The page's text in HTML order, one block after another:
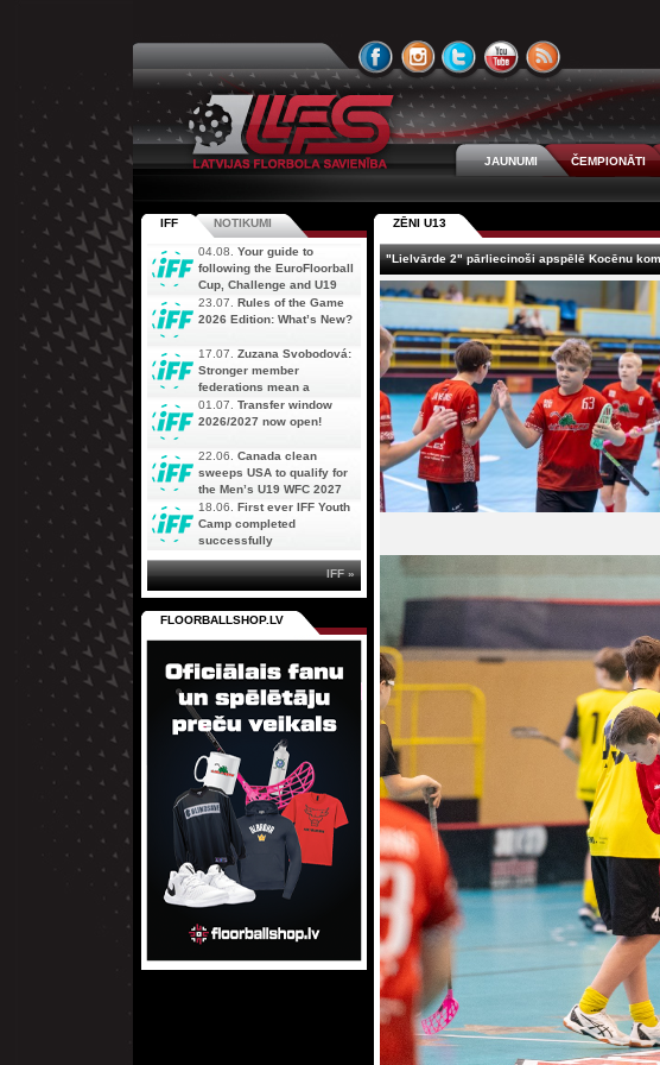
JAUNUMI ČEMPIONĀTI
ZĒNI U13
"Lielvārde 2" pārliecinoši apspēlē Kocēnu
IFF NOTIKUMI
04.08. Your guide to
following the EuroFloorball
Cup, Challenge and U19
AOFC Qualifiers
simultaneously
23.07. Rules of the Game
2026 Edition: What’s New?
17.07. Zuzana Svobodová:
Stronger member
federations mean a
stronger future for floorball
01.07. Transfer window
2026/2027 now open!
22.06. Canada clean
sweeps USA to qualify for
the Men’s U19 WFC 2027
18.06. First ever IFF Youth
Camp completed
successfully
IFF »
FLOORBALLSHOP.LV